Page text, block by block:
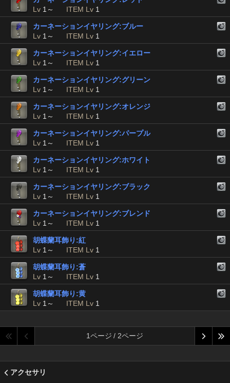
Lv 1～ ITEM Lv 1
カーネーションイヤリング:ブルー
Lv 1～ ITEM Lv 1
カーネーションイヤリング:イエロー
Lv 1～ ITEM Lv 1
カーネーションイヤリング:グリーン
Lv 1～ ITEM Lv 1
カーネーションイヤリング:オレンジ
Lv 1～ ITEM Lv 1
カーネーションイヤリング:パープル
Lv 1～ ITEM Lv 1
カーネーションイヤリング:ホワイト
Lv 1～ ITEM Lv 1
カーネーションイヤリング:ブラック
Lv 1～ ITEM Lv 1
カーネーションイヤリング:ブレンド
Lv 1～ ITEM Lv 1
胡蝶蘭耳飾り:紅
Lv 1～ ITEM Lv 1
胡蝶蘭耳飾り:蒼
Lv 1～ ITEM Lv 1
胡蝶蘭耳飾り:黄
Lv 1～ ITEM Lv 1
1ページ / 2ページ
アクセサリ